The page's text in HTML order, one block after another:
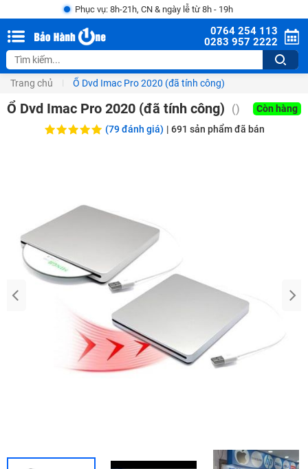
Phục vụ: 8h-21h, CN & ngày lễ từ 8h - 19h
0764 254 113
0283 957 2222
Trang chủ Ổ Dvd Imac Pro 2020 (đã tính công)
Ổ Dvd Imac Pro 2020 (đã tính công) ()
Còn hàng
(79 đánh giá) | 691 sản phẩm đã bán